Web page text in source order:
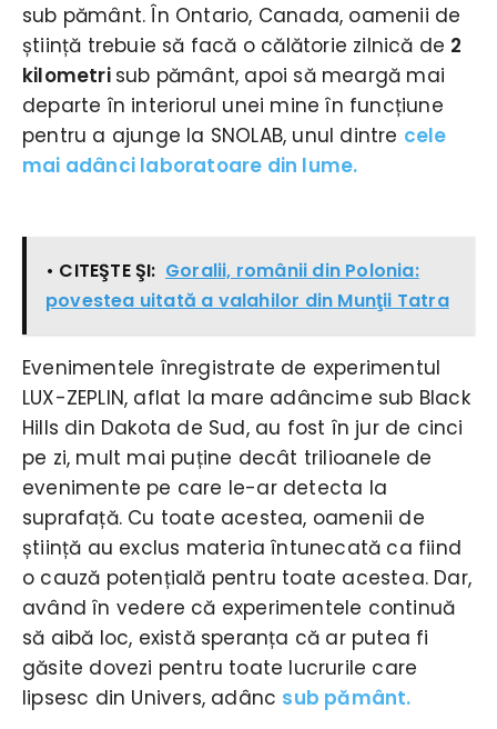
sub pământ. În Ontario, Canada, oamenii de
știință trebuie să facă o călătorie zilnică de 2
kilometri sub pământ, apoi să meargă mai
departe în interiorul unei mine în funcțiune
pentru a ajunge la SNOLAB, unul dintre cele
mai adânci laboratoare din lume.
• CITEŞTE ŞI: Goralii, românii din Polonia:
povestea uitată a valahilor din Munţii Tatra
Evenimentele înregistrate de experimentul
LUX-ZEPLIN, aflat la mare adâncime sub Black
Hills din Dakota de Sud, au fost în jur de cinci
pe zi, mult mai puține decât trilioanele de
evenimente pe care le-ar detecta la
suprafață. Cu toate acestea, oamenii de
știință au exclus materia întunecată ca fiind
o cauză potențială pentru toate acestea. Dar,
având în vedere că experimentele continuă
să aibă loc, există speranța că ar putea fi
găsite dovezi pentru toate lucrurile care
lipsesc din Univers, adânc sub pământ.